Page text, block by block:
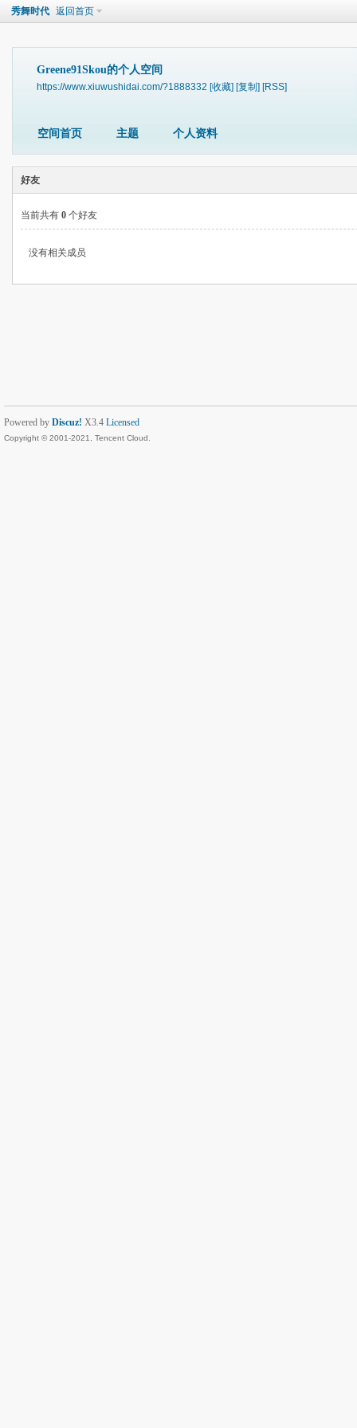
秀舞时代 返回首页
Greene91Skou的个人空间
https://www.xiuwushidai.com/?1888332 [收藏] [复制] [RSS]
空间首页 主题 个人资料
好友
当前共有 0 个好友
没有相关成员
Powered by Discuz! X3.4 Licensed
Copyright © 2001-2021, Tencent Cloud.